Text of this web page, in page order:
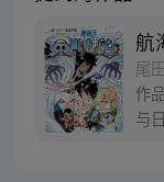
航
尾
作
与